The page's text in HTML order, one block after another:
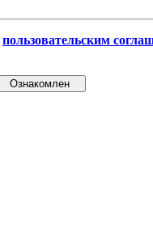
пользовательским
Ознакомлен